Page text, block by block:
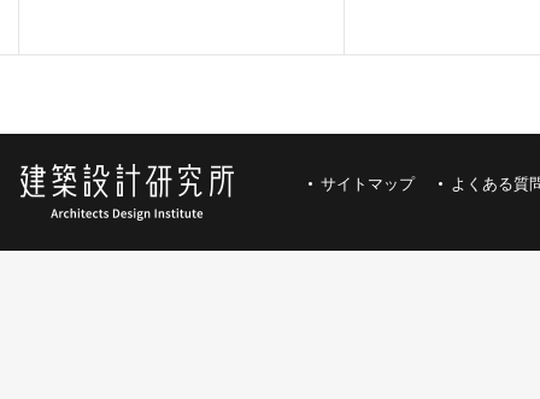
サイトマップ よくある質